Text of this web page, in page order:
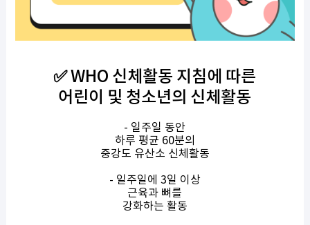
✅ WHO 신체활동 지침에 따른
어린이 및 청소년의 신체활동
- 일주일 동안
하루 평균 60분의
중강도 유산소 신체활동
- 일주일에 3일 이상
근육과 뼈를
강화하는 활동